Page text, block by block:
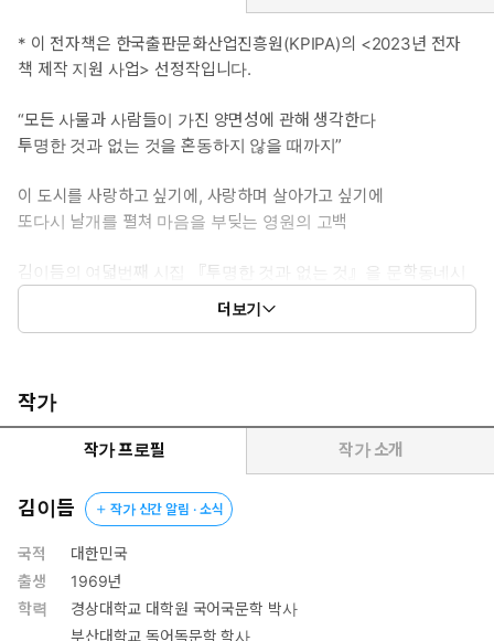
* 이 전자책은 한국출판문화산업진흥원(KPIPA)의 <2023년 전자
책 제작 지원 사업> 선정작입니다.
“모든 사물과 사람들이 가진 양면성에 관해 생각한다
투명한 것과 없는 것을 혼동하지 않을 때까지”
이 도시를 사랑하고 싶기에, 사랑하며 살아가고 싶기에
또다시 날개를 펼쳐 마음을 부딪는 영원의 고백
김이듬의 여덟번째 시집 『투명한 것과 없는 것』을 문학동네시
인선 204번으로 출간한다. 2001년 데뷔 이후 에로티시즘이 돋보
이는 도발적인 시편들로 주목받기 시작한 시인은 기성의 부조리
다. 김이듬은 김춘수시문학상을 비롯 다수의 국내 문학상을 수상
했고, 2020년 『히스테리아』의 영미 번역본이 전미번역상과
루시엔스트릭번역상을 동시 수상하며 한국을 대표하는 시인으
이번 시집에서 시인은 불합리한 세상을 시로써 자꾸만 들여다본다.
이 도시를 사랑할 수 없다는 체념의 감정이, 이곳에서는 나의 실존을
확인할 수 없다는 미지의 두려움이 화자를 압도해온다. 그러나 포기
하고 싶은 순간에도, 화자는 기존의 이해에 안주하지 않고 세계를 다
면적으로 들여다보려 한다. 보이지 않는다 해서 없는 것은 아닐 터,
더보기
작가
작가 프로필 작가 소개
김이듬 작가 신간 알림 · 소식
국적
대한민국
출생
1969년
학력
경상대학교 대학원 국어국문학 박사
부산대학교 독어독문학 학사